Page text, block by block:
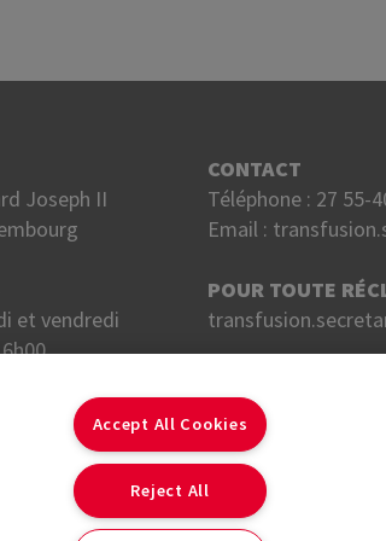
Joseph II
et vendredi
CONTACT
Téléphone : 27 55-
Email :
POUR TOUTE
Accept All Cookies
Reject All